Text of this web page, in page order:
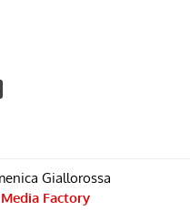
Giallorossa
Factory